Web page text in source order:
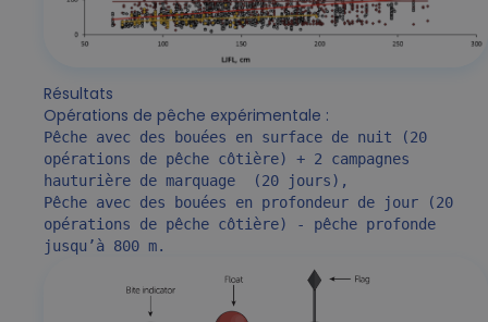
Résultats
Opérations de pêche expérimentale :
Pêche avec des bouées en surface de nuit (20
opérations de pêche côtière) + 2 campagnes
hauturière de marquage  (20 jours),
Pêche avec des bouées en profondeur de jour (20
opérations de pêche côtière) - pêche profonde
jusqu’à 800 m.